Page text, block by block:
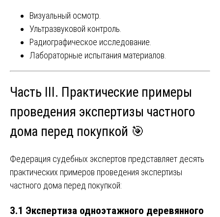
Визуальный осмотр.
Ультразвуковой контроль.
Радиографическое исследование.
Лабораторные испытания материалов.
Часть III. Практические примеры
проведения экспертизы частного
дома перед покупкой 🎯
Федерация судебных экспертов представляет десять
практических примеров проведения экспертизы
частного дома перед покупкой:
3.1 Экспертиза одноэтажного деревянного